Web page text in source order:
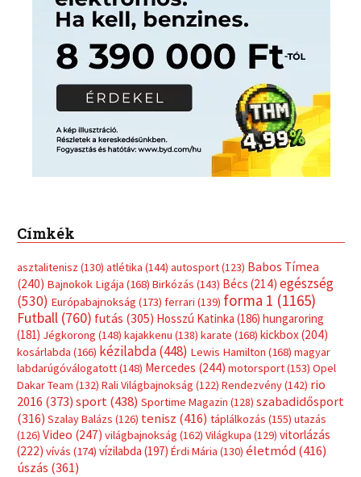
Címkék
asztalitenisz (130) atlétika (144) autosport(123) Babos Tímea
(240) Bajnokok Ligája (168) Birkózás (143) Bécs (214) egészség
(530) Európabajnokság (173) ferrari (139) forma 1 (1165)
Futball (760) futás (305) Hosszú Katinka (186) hungaroring
(181) Jégkorong (148) kajakkenu (138) karate (168) kickbox(204)
kosárlabda (166) kézilabda(448) Lewis Hamilton (168) magyar
labdarúgóválogatott(148) Mercedes (244) motorsport(153) Opel
Dakar Team (132) Rali Világbajnokság (122) Rendezvény(142) rio
2016 (373) sport(438) Sportime Magazin (128) szabadidősport
(316) Szalay Balázs (126) tenisz (416) táplálkozás (155) utazás
(126) Video (247) világbajnokság (162) Világkupa (129) vitorlázás
(222) vívás (174) vízilabda (197) Érdi Mária (130) életmód(416)
úszás (361)